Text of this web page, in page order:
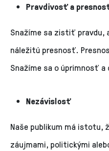
Pravdivosť a
Snažíme sa zistiť pravdu,
náležitú presnosť.
Snažíme sa o úprimnosť
Nezávislosť
Naše publikum má istotu,
záujmami, politickými